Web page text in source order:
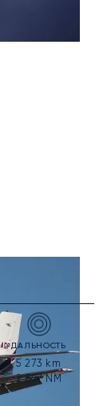
ДАЛЬНОСТЬ
5 273 km
2 847NM